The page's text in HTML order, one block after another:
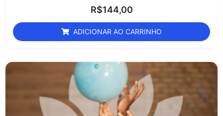
R$144,00
ADICIONAR AO CARRINHO